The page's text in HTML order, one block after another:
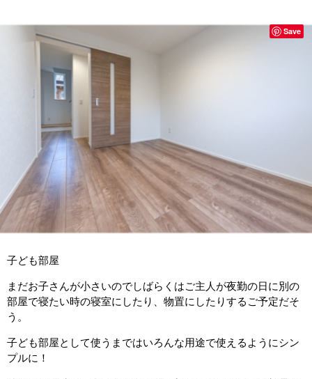
子ども部屋
まだお子さんが小さいのでしばらくはご主人が夜勤の日に別の
部屋で寝たい時の寝室にしたり、物置にしたりするご予定だそ
う。
子ども部屋として使うまではいろんな用途で使えるようにシン
プルに！
Save